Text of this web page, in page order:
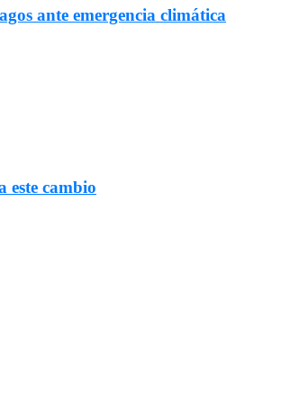
ante emergencia climática
este cambio